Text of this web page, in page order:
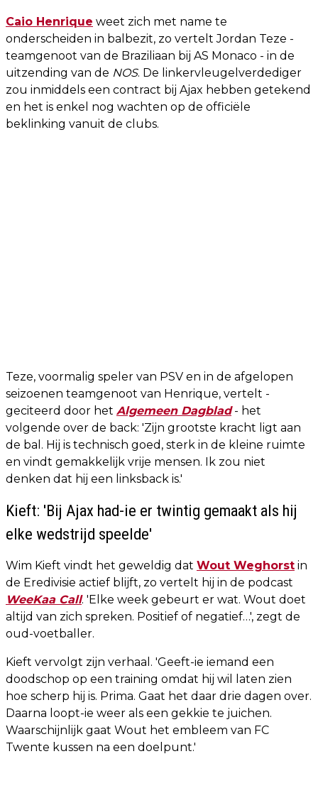
Caio Henrique weet zich met name te
onderscheiden in balbezit, zo vertelt Jordan Teze -
teamgenoot van de Braziliaan bij AS Monaco - in de
uitzending van de NOS. De linkervleugelverdediger
zou inmiddels een contract bij Ajax hebben getekend
en het is enkel nog wachten op de officiële
beklinking vanuit de clubs.
Teze, voormalig speler van PSV en in de afgelopen
seizoenen teamgenoot van Henrique, vertelt -
geciteerd door het Algemeen Dagblad- het
volgende over de back: 'Zijn grootste kracht ligt aan
de bal. Hij is technisch goed, sterk in de kleine ruimte
en vindt gemakkelijk vrije mensen. Ik zou niet
denken dat hij een linksback is.'
Kieft: 'Bij Ajax had-ie er twintig gemaakt als hij
elke wedstrijd speelde'
Wim Kieft vindt het geweldig dat Wout Weghorst in
de Eredivisie actief blijft, zo vertelt hij in de podcast
WeeKaa Call. 'Elke week gebeurt er wat. Wout doet
altijd van zich spreken. Positief of negatief…', zegt de
oud-voetballer.
Kieft vervolgt zijn verhaal. 'Geeft-ie iemand een
doodschop op een training omdat hij wil laten zien
hoe scherp hij is. Prima. Gaat het daar drie dagen over.
Daarna loopt-ie weer als een gekkie te juichen.
Waarschijnlijk gaat Wout het embleem van FC
Twente kussen na een doelpunt.'